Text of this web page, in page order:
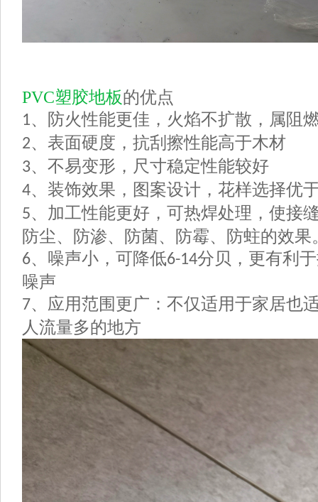
PVC塑胶地板的优点
1、防火性能更佳，火焰不扩散，属阻
2、表面硬度，抗刮擦性能高于木材
3、不易变形，尺寸稳定性能较好
4、装饰效果，图案设计，花样选择优
5、加工性能更好，可热焊处理，使接
防尘、防渗、防菌、防霉、防蛀的效果
6、噪声小，可降低6-14分贝，更有利
噪声
7、应用范围更广：不仅适用于家居也
人流量多的地方